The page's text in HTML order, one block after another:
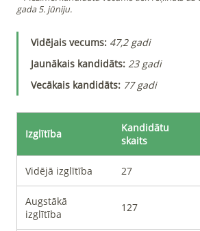
gada 5. jūniju.
Vidējais vecums: 47,2 gadi
Jaunākais kandidāts: 23 gadi
Vecākais kandidāts: 77 gadi
Izglītība
Kandidātu
skaits
Vidējā izglītība 27
Augstākā
izglītība
127